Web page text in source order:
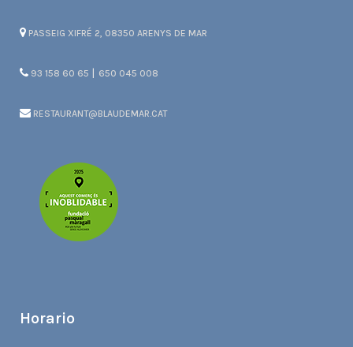
PASSEIG XIFRÉ 2, 08350 ARENYS DE MAR
93 158 60 65 | 650 045 008
RESTAURANT@BLAUDEMAR.CAT
Horario